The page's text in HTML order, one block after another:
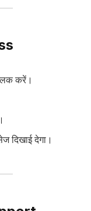
करें।
दिखाई देगा।